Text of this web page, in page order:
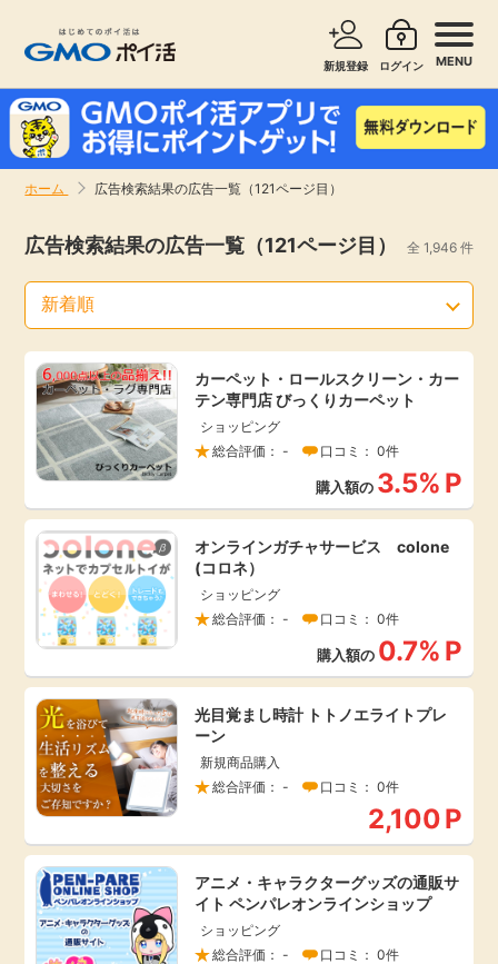
新規登録 ログイン MENU
ホーム 広告検索結果の広告一覧（121ページ目）
無料
即日還元
アンケート
ゲーム
買い物
モニター
ポイ活お得情報
お友達紹介
カード比較
サービスで探す ショッピングで探す
旅行・レンタカー
エンタメ
クレジットカード
暮らし
引っ越し
買取・査定
学び
進学・教育
美容・健康
銀行・金融・投資
家計の固定費
広告検索結果の広告一覧（121ページ目） 全 1,946 件
カーペット・ロールスクリーン・カー
テン専門店 びっくりカーペット
ショッピング
総合評価： -
口コミ： 0件
購入額の 3.5% P
オンラインガチャサービス colone
(コロネ）
ショッピング
総合評価： -
口コミ： 0件
購入額の 0.7% P
光目覚まし時計 トトノエライトプレ
ーン
新規商品購入
総合評価： -
口コミ： 0件
2,100P
アニメ・キャラクターグッズの通販サ
イト ペンパレオンラインショップ
ショッピング
総合評価： -
口コミ： 0件